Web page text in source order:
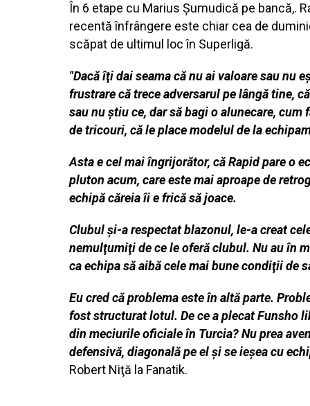
În 6 etape cu Marius Şumudică pe bancă,.
recentă înfrângere este chiar cea de
scăpat de ultimul loc în Superligă.
"Dacă îţi dai seama că nu ai valoare sau nu
frustrare că trece adversarul pe lângă tine,
sau nu ştiu ce, dar să bagi o alunecare,
de tricouri, că le place modelul de la
Asta e cel mai îngrijorător, că Rapid pare o
pluton acum, care este mai aproape de
echipă căreia îi e frică să joace.
Clubul şi-a respectat blazonul, le-a creat
nemulţumiţi de ce le oferă clubul. Nu au în
ca echipa să aibă cele mai bune condiţii de
Eu cred că problema este în altă parte.
fost structurat lotul. De ce a plecat Funsho
din meciurile oficiale în Turcia? Nu prea
defensivă, diagonală pe el şi se ieşea cu
Robert Niţă la Fanatik.